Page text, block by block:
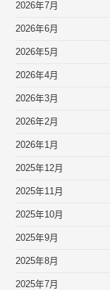
2026年7月
2026年6月
2026年5月
2026年4月
2026年3月
2026年2月
2026年1月
2025年12月
2025年11月
2025年10月
2025年9月
2025年8月
2025年7月